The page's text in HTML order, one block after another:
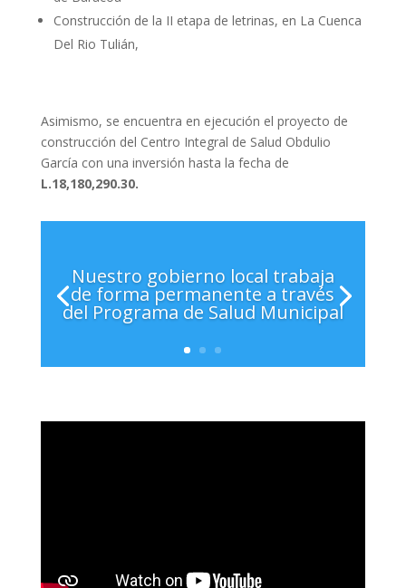
Construcción de la II etapa de letrinas, en La Cuenca
Del Rio Tulián,
Asimismo, se encuentra en ejecución el proyecto de
construcción del Centro Integral de Salud Obdulio
García con una inversión hasta la fecha de
L.18,180,290.30.
Nuestro gobierno local trabaja
de forma permanente a través
del Programa de Salud Municipal